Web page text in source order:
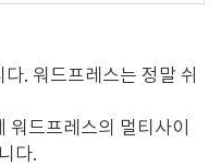
. 워드프레스는 정말 쉬
워드프레스의 멀티사이
다.